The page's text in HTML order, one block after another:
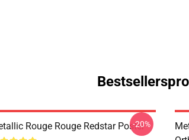
Rouge Rouge Redstar Poster
-20%